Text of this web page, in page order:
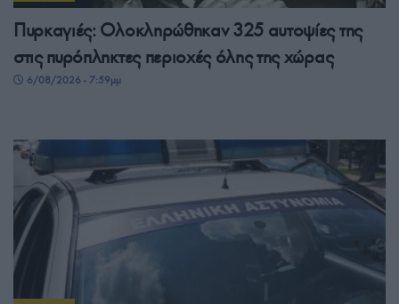
Πυρκαγιές: Ολοκληρώθηκαν 325 αυτοψίες της
στις πυρόπληκτες περιοχές όλης της χώρας
6/08/2026 - 7:59μμ